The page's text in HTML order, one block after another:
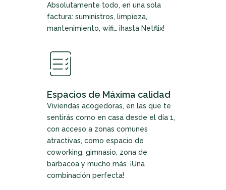
Absolutamente todo, en una sola
factura: suministros, limpieza,
mantenimiento, wifi… ¡hasta Netflix!
Espacios de Máxima calidad
Viviendas acogedoras, en las que te
sentirás como en casa desde el día 1,
con acceso a zonas comunes
atractivas, como espacio de
coworking, gimnasio, zona de
barbacoa y mucho más. ¡Una
combinación perfecta!